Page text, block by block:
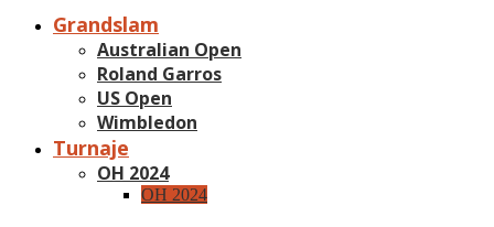
Grandslam
Australian Open
Roland Garros
US Open
Wimbledon
Turnaje
OH 2024
OH 2024